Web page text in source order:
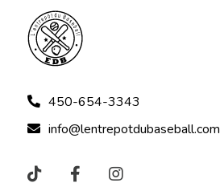
450-654-3343
info@lentrepotdubaseball.com